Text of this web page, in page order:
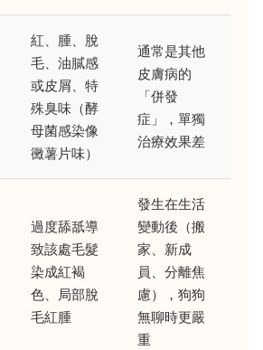
紅、腫、脫
毛、油膩感
或皮屑、特
殊臭味（酵
母菌感染像
黴薯片味）
通常是其他
皮膚病的
「併發
症」，單獨
治療效果差
過度舔舐導
致該處毛髮
染成紅褐
色、局部脫
毛紅腫
發生在生活
變動後（搬
家、新成
員、分離焦
慮），狗狗
無聊時更嚴
重